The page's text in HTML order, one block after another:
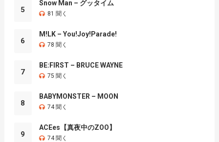
5
Snow Man – グッタイム
81 聞く
6
M!LK – You!Joy!Parade!
78 聞く
7
BE:FIRST – BRUCE WAYNE
75 聞く
8
BABYMONSTER – MOON
74 聞く
9
ACEes【真夜中のZOO】
74 聞く